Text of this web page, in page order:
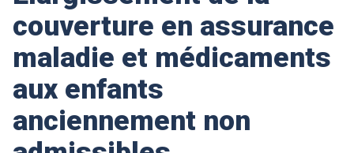
couverture en assurance
maladie et médicaments
aux enfants
anciennement non